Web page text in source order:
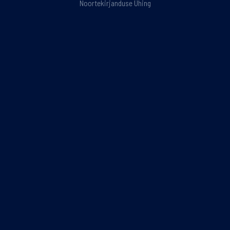
Noortekirjanduse Ühing